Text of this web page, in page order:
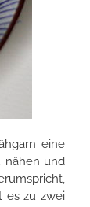
eine
nähen und
es zu zwei